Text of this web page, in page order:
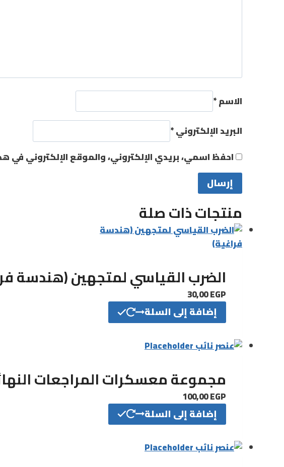
الاسم*
البريد الإلكتروني*
احفظ اسمي، بريدي الإلكتروني، والموقع الإلكتروني في
منتجات ذات صلة
الضرب القياسي لمتجهين (هندسة
30,00EGP
إضافة إلى السلة
مجموعة معسكرات المراجعات
100,00EGP
إضافة إلى السلة